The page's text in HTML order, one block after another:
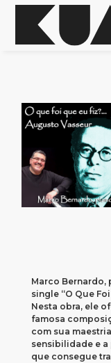
Marco Bernardo,
single “O Que
Nesta obra, ele
famosa
com sua
sensibilidade e
que consegue